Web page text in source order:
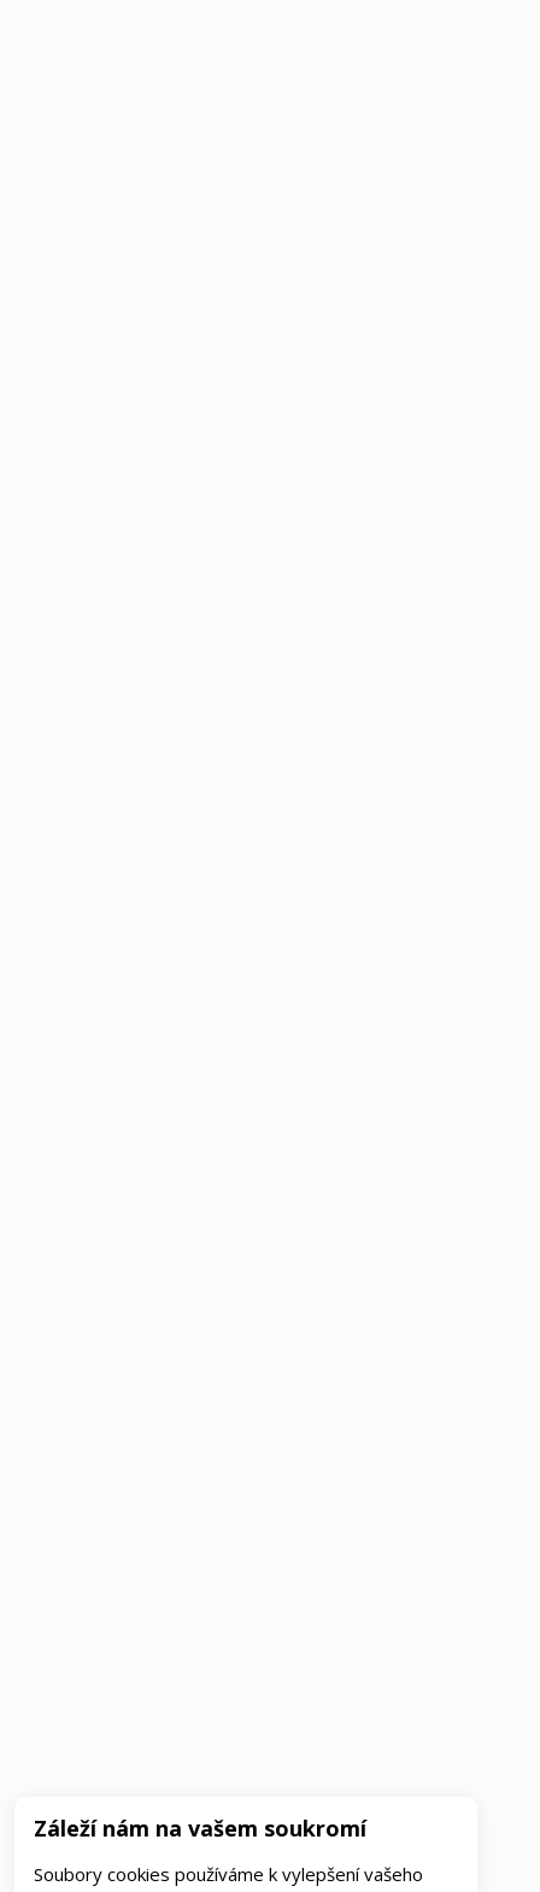
Záleží nám na vašem soukromí
Soubory cookies používáme k vylepšení vašeho